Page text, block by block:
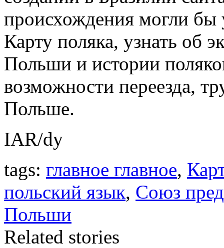
происхождения могли бы
Карту поляка, узнать об
Польши и истории
возможности переезда,
Польше.
IAR/dy
tags: главное главное,
польский язык, Союз
Польши
Related stories